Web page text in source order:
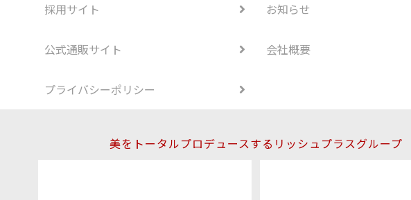
採用サイト お知らせ
公式通販サイト 会社概要
プライバシーポリシー
美をトータルプロデュースするリッシュプラスグループ